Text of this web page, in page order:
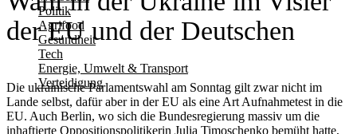
Politik
Agrifood
Gesundheit
Tech
Energie, Umwelt & Transport
Verteidigung
der EU und der Deutschen
Die ukrainische Parlamentswahl am Sonntag gilt zwar nicht im
Lande selbst, dafür aber in der EU als eine Art Aufnahmetest in die
EU. Auch Berlin, wo sich die Bundesregierung massiv um die
inhaftierte Oppositionspolitikerin Julia Timoschenko bemüht hatte,